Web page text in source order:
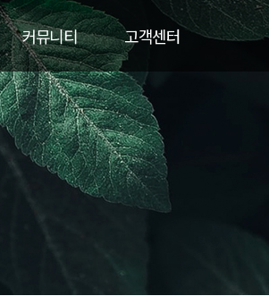
커뮤니티 고객센터